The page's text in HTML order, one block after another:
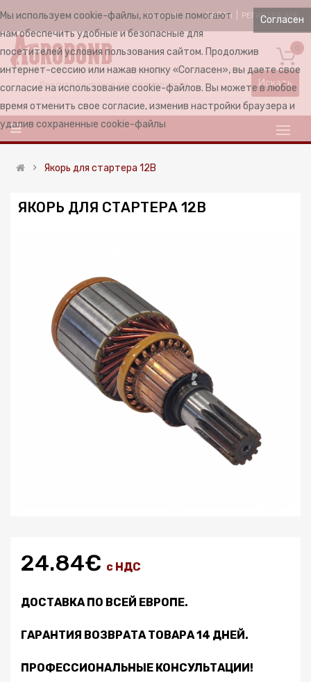
RUSSIAN ВОЙТИ РЕГИСТРАЦИЯ
Искать
Якорь для стартера 12В
ЯКОРЬ ДЛЯ СТАРТЕРА 12В
24.84€ с НДС
ДОСТАВКА ПО ВСЕЙ ЕВРОПЕ.
ГАРАНТИЯ ВОЗВРАТА ТОВАРА 14 ДНЕЙ.
ПРОФЕССИОНАЛЬНЫЕ КОНСУЛЬТАЦИИ!
Согласен
Мы используем cookie-файлы, которые помогают
нам обеспечить удобные и безопасные для
посетителей условия пользования сайтом. Продолжив
интернет-сессию или нажав кнопку «Согласен», вы даете свое
согласие на использование cookie-файлов. Вы можете в любое
время отменить свое согласие, изменив настройки браузера и
удалив сохраненные cookie-файлы